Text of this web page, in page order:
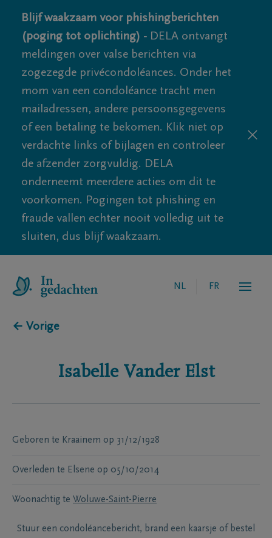
Blijf waakzaam voor phishingberichten
(poging tot oplichting) - DELA ontvangt
meldingen over valse berichten via
zogezegde privécondoléances. Onder het
mom van een condoléance tracht men
mailadressen, andere persoonsgegevens
of een betaling te bekomen. Klik niet op
verdachte links of bijlagen en controleer
de afzender zorgvuldig. DELA
onderneemt meerdere acties om dit te
voorkomen. Pogingen tot phishing en
fraude vallen echter nooit volledig uit te
sluiten, dus blijf waakzaam.
NL FR
← Vorige
Isabelle Vander Elst
Geboren te Kraainem op 31/12/1928
Overleden te Elsene op 05/10/2014
Woonachtig te Woluwe-Saint-Pierre
Stuur een condoléancebericht, brand een kaarsje of bestel